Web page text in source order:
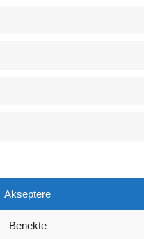
Akseptere
Benekte